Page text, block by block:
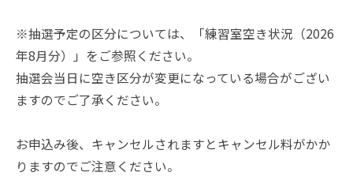
※抽選予定の区分については、「練習室空き状況（2026
年8月分）」をご参照ください。
抽選会当日に空き区分が変更になっている場合がござい
ますのでご了承ください。
お申込み後、キャンセルされますとキャンセル料がかか
りますのでご注意ください。